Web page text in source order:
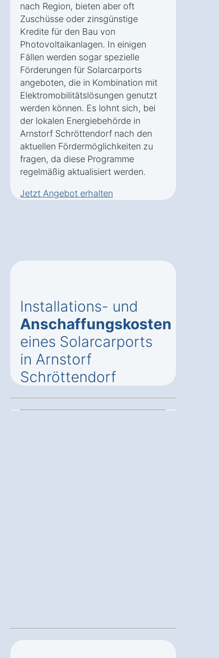
nach Region, bieten aber oft
Zuschüsse oder zinsgünstige
Kredite für den Bau von
Photovoltaikanlagen. In einigen
Fällen werden sogar spezielle
Förderungen für Solarcarports
angeboten, die in Kombination mit
Elektromobilitätslösungen genutzt
werden können. Es lohnt sich, bei
der lokalen Energiebehörde in
Arnstorf Schröttendorf nach den
aktuellen Fördermöglichkeiten zu
fragen, da diese Programme
regelmäßig aktualisiert werden.
Jetzt Angebot erhalten
Installations- und
Anschaffungskosten
eines Solarcarports
in Arnstorf
Schröttendorf